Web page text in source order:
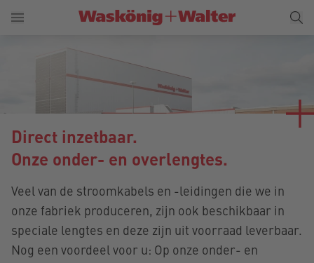
Direct inzetbaar.
Onze onder- en overlengtes.
Veel van de stroomkabels en -leidingen die we in
onze fabriek produceren, zijn ook beschikbaar in
speciale lengtes en deze zijn uit voorraad leverbaar.
Nog een voordeel voor u: Op onze onder- en